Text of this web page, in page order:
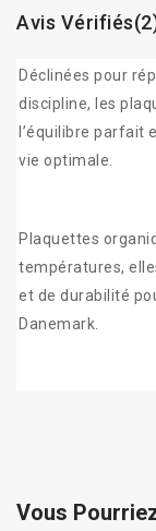
Avis
Déclinées pour
discipline, les
l’équilibre parfait
vie optimale.
Plaquettes
températures,
et de durabilité
Danemark.
Vous